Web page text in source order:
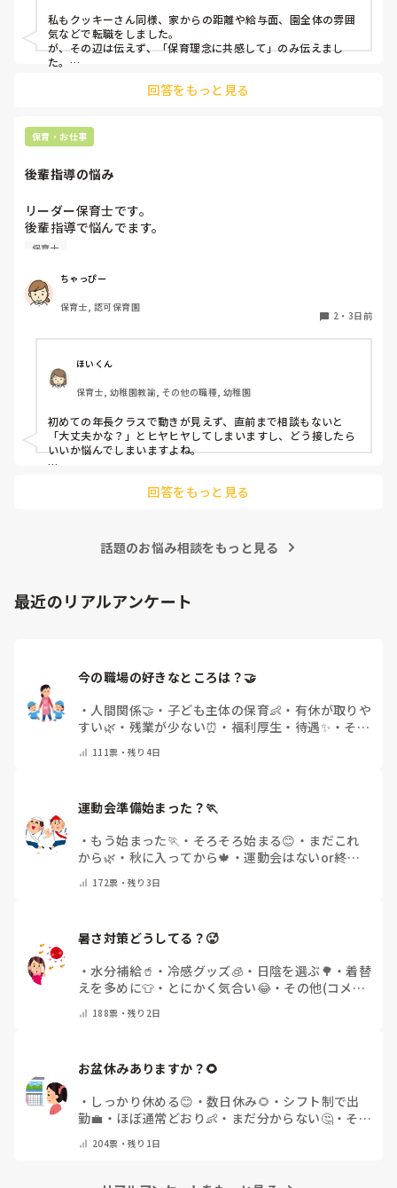
私もクッキーさん同様、家からの距離や給与面、園全体の雰囲
気などで転職をしました。
が、その辺は伝えず、「保育理念に共感して」のみ伝えまし
た。
回答をもっと見る
保育・お仕事
後輩指導の悩み
リーダー保育士です。
後輩指導で悩んでます。
初めて年長を持つ後輩がいますが
いで様子見てると直前になるまで何もアクションがなかった
り
他の職員に聞いてる様子もなくて
よほど自分に聞きづらいのか、聞く必要性さえ感じないの
か、もうよくわからないです。
対応にも悩みます。
保育士
ちゃっぴー
保育士, 認可保育園
2 ・ 3日前
ほいくん
保育士, 幼稚園教諭, その他の職種, 幼稚園
初めての年長クラスで動きが見えず、直前まで相談もないと
「大丈夫かな？」とヒヤヒヤしてしまいますし、どう接したら
いいか悩んでしまいますよね。
「こんなこと聞いたら迷惑かな」と抱え込んでいるケースがと
件、どこまで進んだ？」「困ってることない？」と具体的に声
「毎日夕方に5分だけ進捗確認の時間を取る」などルール化し
てしまうと、後輩も質問しやすくなりますよ。一人で抱え込ま
回答をもっと見る
話題のお悩み相談をもっと見る
最近のリアルアンケート
・ 人間関係🤝 ・ 子ども主体の保育👶 ・ 有休が取りや
すい🌿 ・ 残業が少ない⏰ ・ 福利厚生・待遇✨ ・ その
111票・残り4日
運動会準備始まった？🏃
・ もう始まった🏃 ・ そろそろ始まる😊 ・ まだこれ
から🌿 ・ 秋に入ってから🍁 ・運動会はないor終わ
172票・残り3日
暑さ対策どうしてる？🥵
・水分補給🥤 ・ 冷感グッズ🧊 ・ 日陰を選ぶ🌳 ・着替
えを多めに👕 ・ とにかく気合い😂・ その他(コメン
188票・残り2日
お盆休みありますか？🌻
・ しっかり休める😊 ・ 数日休み🌻 ・ シフト制で出
勤💼 ・ ほぼ通常どおり👶 ・ まだ分からない🤔・ その
204票・残り1日